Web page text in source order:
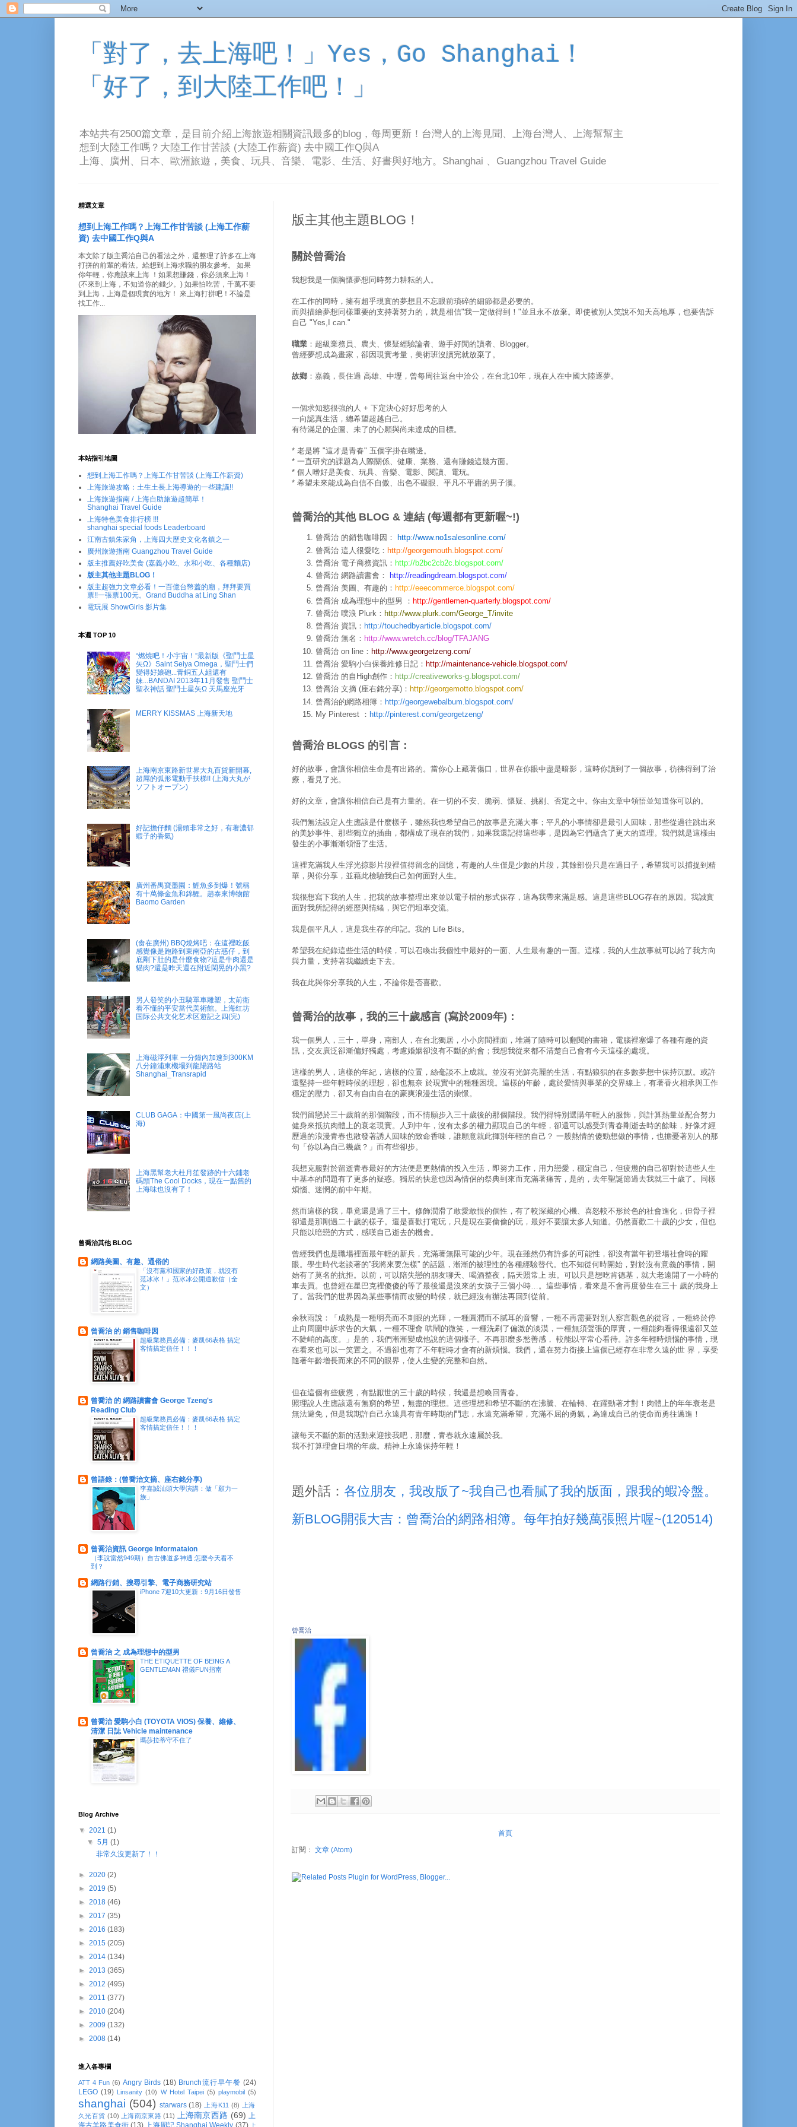
「對了，去上海吧！」Yes，Go Shanghai！
「好了，到大陸工作吧！」
本站共有2500篇文章，是目前介紹上海旅遊相關資訊最多的blog，每周更新！台灣人的上海見聞、上海台灣人、上海幫幫主
想到大陸工作嗎？大陸工作甘苦談 (大陸工作薪資) 去中國工作Q與A
上海、廣州、日本、歐洲旅遊，美食、玩具、音樂、電影、生活、好書與好地方。Shanghai 、Guangzhou Travel Guide
版主其他主題BLOG！
關於曾喬治
我想我是一個胸懷夢想同時努力耕耘的人。
在工作的同時，擁有超乎現實的夢想且不忘眼前瑣碎的細節都是必要的。
而與描繪夢想同樣重要的支持著努力的，就是相信"我一定做得到！"並且永不放棄。即使被別人笑說不知天高地厚，也要告訴
自己 "Yes,I can."
職業 ：超級業務員、農夫、懷疑經驗論者、遊手好閒的讀者、Blogger。
曾經夢想成為畫家，卻因現實考量，美術班沒讀完就放棄了。
故鄉 ：嘉義，長住過 高雄、中壢，曾每周往返台中洽公，在台北10年，現在人在中國大陸逐夢。
一個求知慾很強的人 + 下定決心好好思考的人
一向認真生活，總希望超越自己。
有待滿足的企圖、未了的心願與尚未達成的目標。
* 老是將 "這才是青春" 五個字掛在嘴邊。
* 一直研究的課題為人際關係、健康、業務、還有賺錢這幾方面。
* 個人嗜好是美食、玩具、音樂、電影、閱讀、電玩。
* 希望未來能成為自信不自傲、出色不礙眼、平凡不平庸的男子漢。
曾喬治的其他 BLOG & 連結 (每週都有更新喔~!)
曾喬治 的銷售咖啡因：
http://www.no1salesonline.com/
曾喬治 這人很愛吃： http://georgemouth.blogspot.com/
曾喬治 電子商務資訊： http://b2bc2cb2c.blogspot.com/
曾喬治 網路讀書會：
http://readingdream.blogspot.com/
曾喬治 美圖、有趣的： http://eeecommerce.blogspot.com/
曾喬治 成為理想中的型男 ： http://gentlemen-quarterly.blogspot.com/
曾喬治 噗浪 Plurk： http://www.plurk.com/George_T/invite
曾喬治 資訊： http://touchedbyarticle.blogspot.com/
曾喬治 無名： http://www.wretch.cc/blog/TFAJANG
曾喬治 on line： http://www.georgetzeng.com/
曾喬治 愛駒小白保養維修日記： http://maintenance-vehicle.blogspot.com/
曾喬治 的自High創作： http://creativeworks-g.blogspot.com/
曾喬治 文摘 (座右銘分享)： http://georgemotto.blogspot.com/
曾喬治的網路相簿： http://georgewebalbum.blogspot.com/
My Pinterest ： http://pinterest.com/georgetzeng/
曾喬治 BLOGS 的引言：
好的故事，會讓你相信生命是有出路的。當你心上藏著傷口，世界在你眼中盡是暗影，這時你讀到了一個故事，彷彿得到了治
療，看見了光。
好的文章，會讓你相信自己是有力量的。在一切的不安、脆弱、懷疑、挑剔、否定之中。你由文章中領悟並知道你可以的。
我們無法設定人生應該是什麼樣子，雖然我也希望自己的故事是充滿大事；平凡的小事情卻是最引人回味，那些從過往跳出來
的美妙事件、那些獨立的插曲，都構成了現在的我們，如果我還記得這些事，是因為它們蘊含了更大的道理。我們就是這樣由
發生的小事漸漸領悟了生活。
這裡充滿我人生浮光掠影片段裡值得留念的回憶，有趣的人生僅是少數的片段，其餘部份只是在過日子，希望我可以捕捉到精
華，與你分享，並藉此檢驗我自己如何面對人生。
我很想寫下我的人生，把我的故事整理出來並以電子檔的形式保存，這為我帶來滿足感。這是這些BLOG存在的原因。我誠實
面對我所記得的經歷與情緒，與它們坦率交流。
我是個平凡人，這是我生存的印記。我的 Life Bits。
希望我在紀錄這些生活的時候，可以召喚出我個性中最好的一面、人生最有趣的一面。這樣，我的人生故事就可以給了我方向
與力量，支持著我繼續走下去。
我在此與你分享我的人生，不論你是否喜歡。
曾喬治的故事，我的三十歲感言 (寫於2009年)：
我一個男人，三十，單身，南部人，在台北獨居，小小房間裡面，堆滿了隨時可以翻閱的書籍，電腦裡塞爆了各種有趣的資
訊，交友廣泛卻漸偏好獨處，考慮婚姻卻沒有不斷的約會；我想我從來都不清楚自己會有今天這樣的處境。
這樣的男人，這樣的年紀，這樣的位置，絲毫談不上成就。並沒有光鮮亮麗的生活，有點狼狽的在多數夢想中保持沉默。或許
還堅持一些年輕時候的理想，卻也無奈 於現實中的種種困境。這樣的年齡，處於愛情與事業的交界線上，有著香火相承與工作
穩定的壓力，卻又有自由自在的豪爽浪漫生活的崇憬。
我們留戀於三十歲前的那個階段，而不情願步入三十歲後的那個階段。我們得特別選購年輕人的服飾，與計算熱量並配合努力
健身來抵抗肉體上的衰老現實。人到中年，沒有太多的權力顯現自己的年輕，卻還可以感受到青春剛逝去時的餘味，好像才經
歷過的浪漫青春也散發著誘人回味的致命香味，誰願意就此揮別年輕的自己？ 一股熱情的傻勁想做的事情，也擔憂著別人的那
句「你以為自己幾歲？」而有些卻步。
我想克服對於留逝青春最好的方法便是更熱情的投入生活，即努力工作，用力戀愛，穩定自己，但疲憊的自己卻對於這些人生
中基本的問題有了更多的疑惑。獨居的快意也因為情侶的祭典到來而充滿著痛苦，是的，去年聖誕節過去我就三十歲了。同樣
煩惱、迷惘的前中年期。
然而這樣的我，畢竟還是過了三十。修飾潤滑了敢愛敢恨的個性，有了較深藏的心機、喜怒較不形於色的社會進化，但骨子裡
卻還是那剛過二十歲的樣子。還是喜歡打電玩，只是現在要偷偷的玩，最好不要讓太多人知道。仍然喜歡二十歲的少女，但也
只能以暗戀的方式，感嘆自己逝去的機會。
曾經我們也是職場裡面最年輕的新兵，充滿著無限可能的少年。現在雖然仍有許多的可能性，卻沒有當年初登場社會時的耀
眼。學生時代老談著的”我將來要怎樣” 的話題，漸漸的被理性的各種經驗替代。也不知從何時開始，對於沒有意義的事情，開
始有了莫名的抗拒。以前，可以陪失戀的朋友聊天、喝酒整夜，隔天照常上 班。可以只是想吃肯德基，就大老遠開了一小時的
車去買。也曾經在星巴克裡傻傻的等了最後還是沒來的女孩子三個小時…。這些事情，看來是不會再度發生在三十 歲的我身上
了。當我們的世界因為某些事情而改變的時候，就已經沒有辦法再回到從前。
余秋雨說：「成熟是一種明亮而不刺眼的光輝，一種圓潤而不膩耳的音響，一種不再需要對別人察言觀色的從容，一種終於停
止向周圍申訴求告的大氣，一種不理會 哄鬧的微笑，一種洗刷了偏激的淡漠，一種無須聲張的厚實，一種能夠看得很遠卻又並
不陡峭的高度。」是的，我們漸漸變成他說的這個樣子。不再那麼多愁善感， 較能以平常心看待。許多年輕時煩惱的事情，現
在看來也可以一笑置之。不過卻也有了不年輕時才會有的新煩惱。我們，還在努力銜接上這個已經存在非常久遠的世 界，享受
隨著年齡增長而來的不同的眼界，使人生變的完整和自然。
但在這個有些疲憊，有點厭世的三十歲的時候，我還是想喚回青春。
照理說人生應該還有無窮的希望，無盡的理想。這些理想和希望不斷的在沸騰、在輪轉、在躍動著才對！肉體上的年年衰老是
無法避免，但是我期許自己永遠具有青年時期的鬥志，永遠充滿希望，充滿不屈的勇氣，為達成自己的使命而勇往邁進！
讓每天不斷的新的活動來迎接我吧，那麼，青春就永遠屬於我。
我不打算理會日增的年歲。精神上永遠保持年輕！
題外話： 各位朋友，我改版了~我自己也看膩了我的版面，跟我的蝦冷盤。
新BLOG開張大吉：曾喬治的網路相簿。每年拍好幾萬張照片喔~(120514)
曾喬治
首頁
訂閱： 文章 (Atom)
精選文章
想到上海工作嗎？上海工作甘苦談 (上海工作薪
資) 去中國工作Q與A
本文除了版主喬治自己的看法之外，還整理了許多在上海
打拼的前輩的看法。給想到上海求職的朋友參考。 如果
你年輕，你應該來上海 ！如果想賺錢，你必須來上海！
(不來到上海，不知道你的錢少。) 如果怕吃苦，千萬不要
到上海，上海是個現實的地方！ 來上海打拼吧！不論是
找工作...
本站指引地圖
想到上海工作嗎？上海工作甘苦談 (上海工作薪資)
上海旅遊攻略：土生土長上海導遊的一些建議!!
上海旅遊指南 / 上海自助旅遊超簡單！
Shanghai Travel Guide
上海特色美食排行榜 !!!
shanghai special foods Leaderboard
江南古鎮朱家角，上海四大歷史文化名鎮之一
廣州旅遊指南 Guangzhou Travel Guide
版主推薦好吃美食 (嘉義小吃、永和小吃、各種麵店)
版主其他主題BLOG！
版主超強力文章必看！一百億台幣蓋的廟，拜拜要買
票!!一張票100元。Grand Buddha at Ling Shan
電玩展 ShowGirls 影片集
本週 TOP 10
“燃燒吧！小宇宙！”最新版《聖鬥士星
矢Ω》Saint Seiya Omega，聖鬥士們
變得好娘砲...青銅五人組還有
妹...BANDAI 2013年11月發售 聖鬥士
聖衣神話 聖鬥士星矢Ω 天馬座光牙
MERRY KISSMAS 上海新天地
上海南京東路新世界大丸百貨新開幕,
超屌的弧形電動手扶梯!! (上海大丸が
ソフトオープン)
好記擔仔麵 (湯頭非常之好，有著濃郁
蝦子的香氣)
廣州番禺寶墨園：鯉魚多到爆！號稱
有十萬條金魚和錦鯉。趙泰來博物館
Baomo Garden
(食在廣州) BBQ燒烤吧：在這裡吃飯
感覺像是跑路到東南亞的古惑仔，到
底剛下肚的是什麼食物?這是牛肉還是
貓肉?還是昨天還在附近閑晃的小黑?
另人發笑的小丑騎單車雕塑，太前衛
看不懂的平安當代美術館。上海红坊
国际公共文化艺术区遊記之四(完)
上海磁浮列車 一分鐘內加速到300KM
八分鐘浦東機場到龍陽路站
Shanghai_Transrapid
CLUB GAGA：中國第一風尚夜店(上
海)
上海黑幫老大杜月笙發跡的十六鋪老
碼頭The Cool Docks，現在一點舊的
上海味也沒有了！
曾喬治其他 BLOG
網路美圖、有趣、通俗的
「沒有黨和國家的好政策，就沒有
范冰冰！」范冰冰公開道歉信（全
文）
曾喬治 的 銷售咖啡因
超級業務員必備：麥凱66表格 搞定
客情搞定信任！！！
曾喬治 的 網路讀書會 George Tzeng's
Reading Club
超級業務員必備：麥凱66表格 搞定
客情搞定信任！！！
曾語錄：(曾喬治文摘、座右銘分享)
李嘉誠汕頭大學演講：做「願力一
族」
曾喬治資訊 George Informataion
（李說當然949期）自古佛道多神通 怎麼今天看不
到？
網路行銷、搜尋引擎、電子商務研究站
iPhone 7迎10大更新：9月16日發售
曾喬治 之 成為理想中的型男
THE ETIQUETTE OF BEING A
GENTLEMAN 禮儀FUN指南
曾喬治 愛駒小白 (TOYOTA VIOS) 保養、維修、
清潔 日誌 Vehicle maintenance
瑪莎拉蒂守不住了
Blog Archive
▼ 2021 (1)
▼5月(1)
非常久沒更新了！！
► 2020 (2)
► 2019 (5)
► 2018 (46)
► 2017 (35)
► 2016 (183)
► 2015 (205)
► 2014 (134)
► 2013 (365)
► 2012 (495)
► 2011 (377)
► 2010 (204)
► 2009 (132)
► 2008 (14)
進入各專欄
ATT 4 Fun (6) Angry Birds (18) Brunch流行早午餐 (24)
LEGO (19) Linsanity (10) W Hotel Taipei (5) playmobil (5)
shanghai (504) starwars (18) 上海K11 (8)
上海
久光百貨 (10) 上海南京東路 (11) 上海南京西路 (69) 上
上